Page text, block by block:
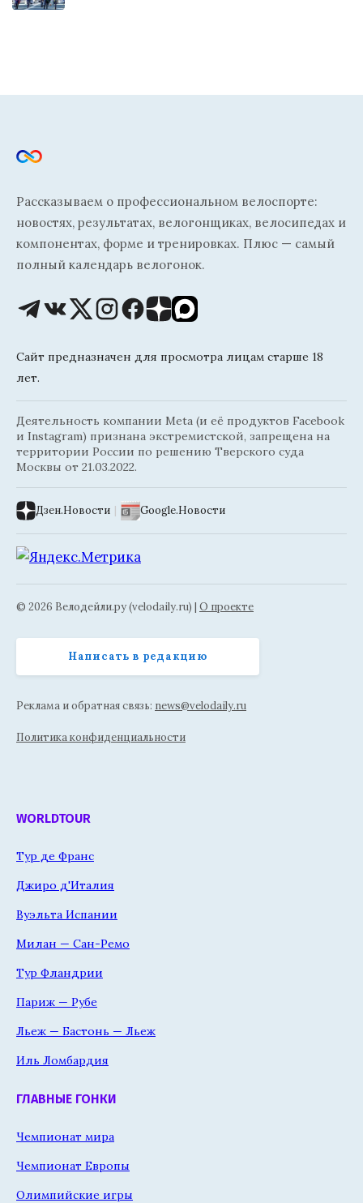
Рассказываем о профессиональном велоспорте:
новостях, результатах, велогонщиках, велосипедах и
компонентах, форме и тренировках. Плюс — самый
полный календарь велогонок.
Сайт предназначен для просмотра лицам старше 18
лет.
Деятельность компании Meta (и её продуктов Facebook
и Instagram) признана экстремистской, запрещена на
территории России по решению Тверского суда
Москвы от 21.03.2022.
Дзен.Новости | Google.Новости
© 2026 Велодейли.ру (velodaily.ru) | О проекте
Написать в редакцию
Реклама и обратная связь: news@velodaily.ru
Политика конфиденциальности
WORLDTOUR
Тур де Франс
Джиро д'Италия
Вуэльта Испании
Милан — Сан-Ремо
Тур Фландрии
Париж — Рубе
Льеж — Бастонь — Льеж
Иль Ломбардия
ГЛАВНЫЕ ГОНКИ
Чемпионат мира
Чемпионат Европы
Олимпийские игры